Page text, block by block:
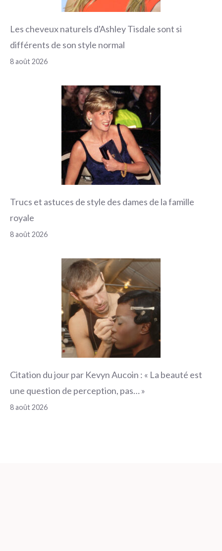
Les cheveux naturels d'Ashley Tisdale sont si
différents de son style normal
8 août 2026
Trucs et astuces de style des dames de la famille
royale
8 août 2026
Citation du jour par Kevyn Aucoin : « La beauté est
une question de perception, pas… »
8 août 2026